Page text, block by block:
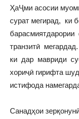
ҲаҶми асосии
сурат мегирад, ки
транзитӣ
ки дар мавриди
хориҷӣ гирифта
истифода
Санадҳои